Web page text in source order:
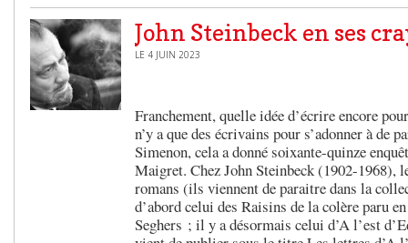
John Steinbeck en ses
LE 4 JUIN 2023
Franchement, quelle idée d’écrire encore
n’y a que des écrivains pour s’adonner à de
Simenon, cela a donné soixante-quinze
Maigret. Chez John Steinbeck (1902-1968),
romans (ils viennent de paraitre dans la
d’abord celui des Raisins de la colère paru
Seghers ; il y a désormais celui d’A l’est